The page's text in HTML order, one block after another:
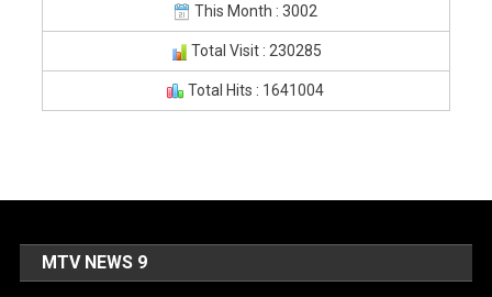
This Month : 3002
Total Visit : 230285
Total Hits : 1641004
MTV NEWS 9